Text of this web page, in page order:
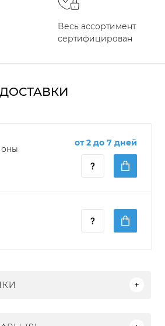
Весь ассортимент
сертифицирован
от 2 до 7 дней